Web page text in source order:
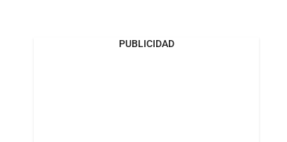
PUBLICIDAD